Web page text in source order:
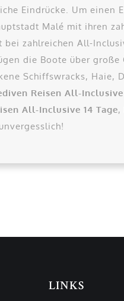
Eindrücke. Um
Malé mit ihren
zahlreichen All-
die Boote über
Schiffswracks,
Reisen All-Inclusive
All-Inclusive 14 Tage,
LINKS